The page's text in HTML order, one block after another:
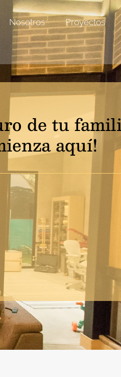
Nosotros Proyectos
de tu
aquí!